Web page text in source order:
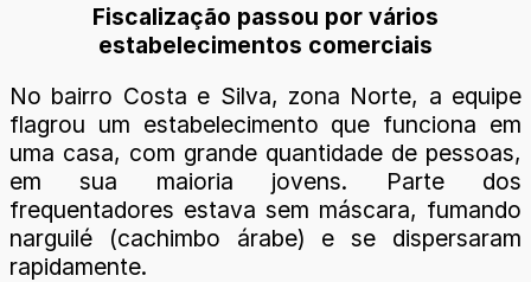
Fiscalização passou por vários
estabelecimentos comerciais
No bairro Costa e Silva, zona Norte, a equipe
flagrou um estabelecimento que funciona em
uma casa, com grande quantidade de pessoas,
em sua maioria jovens. Parte dos
frequentadores estava sem máscara, fumando
narguilé (cachimbo árabe) e se dispersaram
rapidamente.